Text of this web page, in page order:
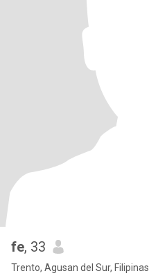
fe, 33
Trento, Agusan del Sur, Filipinas